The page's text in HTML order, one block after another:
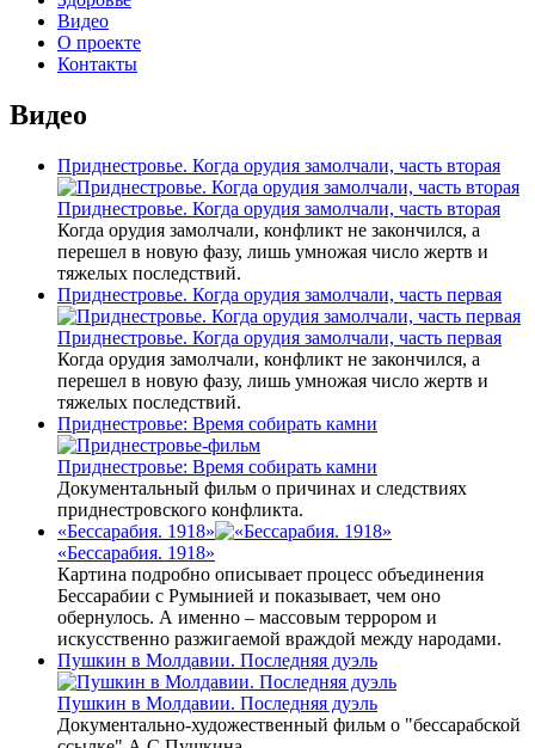
Видео
О проекте
Контакты
Видео
Приднестровье. Когда орудия замолчали, часть вторая
Приднестровье. Когда орудия замолчали, часть вторая
Когда орудия замолчали, конфликт не закончился, а
перешел в новую фазу, лишь умножая число жертв и
тяжелых последствий.
Приднестровье. Когда орудия замолчали, часть первая
Приднестровье. Когда орудия замолчали, часть первая
Когда орудия замолчали, конфликт не закончился, а
перешел в новую фазу, лишь умножая число жертв и
тяжелых последствий.
Приднестровье: Время собирать камни
Приднестровье: Время собирать камни
Документальный фильм о причинах и следствиях
приднестровского конфликта.
«Бессарабия. 1918»
«Бессарабия. 1918»
Картина подробно описывает процесс объединения
Бессарабии с Румынией и показывает, чем оно
обернулось. А именно – массовым террором и
искусственно разжигаемой враждой между народами.
Пушкин в Молдавии. Последняя дуэль
Пушкин в Молдавии. Последняя дуэль
Документально-художественный фильм о "бессарабской